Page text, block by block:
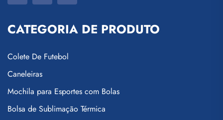
CATEGORIA DE PRODUTO
Colete De Futebol
Caneleiras
Mochila para Esportes com Bolas
Bolsa de Sublimação Térmica